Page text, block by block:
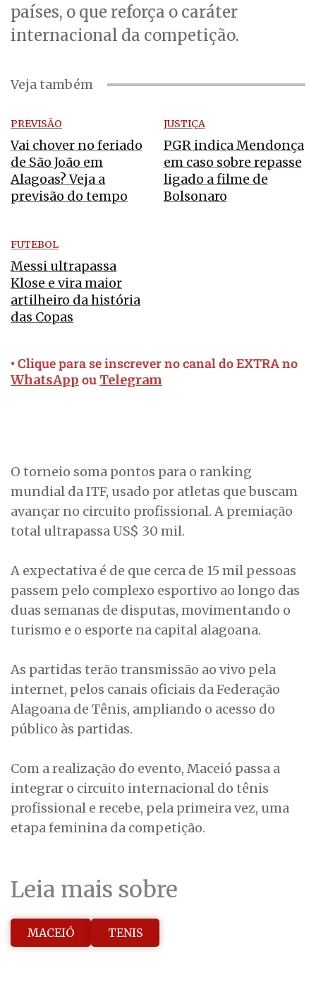
países, o que reforça o caráter
internacional da competição.
Veja também
PREVISÃO
Vai chover no feriado
de São João em
Alagoas? Veja a
previsão do tempo
JUSTIÇA
PGR indica Mendonça
em caso sobre repasse
ligado a filme de
Bolsonaro
FUTEBOL
Messi ultrapassa
Klose e vira maior
artilheiro da história
das Copas
• Clique para se inscrever no canal do EXTRA no
WhatsApp ou Telegram
O torneio soma pontos para o ranking
mundial da ITF, usado por atletas que buscam
avançar no circuito profissional. A premiação
total ultrapassa US$ 30 mil.
A expectativa é de que cerca de 15 mil pessoas
passem pelo complexo esportivo ao longo das
duas semanas de disputas, movimentando o
turismo e o esporte na capital alagoana.
As partidas terão transmissão ao vivo pela
internet, pelos canais oficiais da Federação
Alagoana de Tênis, ampliando o acesso do
público às partidas.
Com a realização do evento, Maceió passa a
integrar o circuito internacional do tênis
profissional e recebe, pela primeira vez, uma
etapa feminina da competição.
Leia mais sobre
MACEIÓ TENIS